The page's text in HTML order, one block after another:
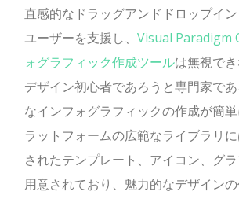
直感的なドラッグアンドドロップイ
ユーザーを支援し、Visual Paradigm
ォグラフィック作成ツールは無視でき
デザイン初心者であろうと専門家で
なインフォグラフィックの作成が簡
ラットフォームの広範なライブラリ
されたテンプレート、アイコン、グ
用意されており、魅力的なデザイン